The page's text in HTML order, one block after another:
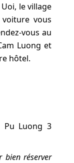
le village
vous
vous au
Luong et
hôtel.
Pu Luong 3
bien réserver